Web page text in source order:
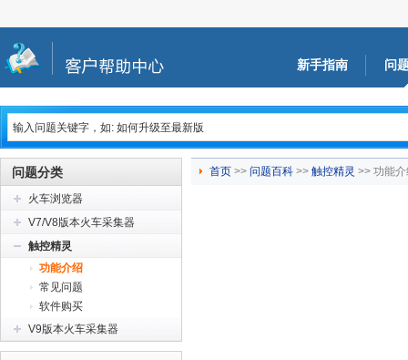
新手指南 问
问题分类
火车浏览器
V7/V8版本火车采集器
触控精灵
功能介绍
常见问题
软件购买
V9版本火车采集器
首页 >> 问题百科 >> 触控精灵 >> 功能